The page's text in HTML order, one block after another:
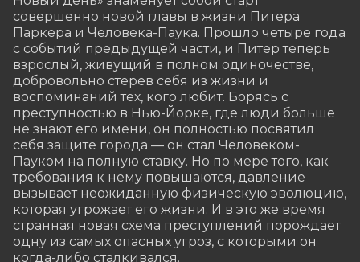
совершенно новой главы в жизни Питера
Паркера и Человека-Паука. Прошло четыре года
с событий предыдущей части, и Питер теперь
взрослый, живущий в полном одиночестве,
добровольно стерев себя из жизни и
воспоминаний тех, кого любит. Борясь с
преступностью в Нью-Йорке, где люди больше
не знают его имени, он полностью посвятил
себя защите города — он стал Человеком-
Пауком на полную ставку. Но по мере того, как
требования к нему повышаются, давление
вызывает неожиданную физическую эволюцию,
которая угрожает его жизни. И в это же время
странная новая схема преступлений порождает
одну из самых опасных угроз, с которыми он
когда-либо сталкивался.